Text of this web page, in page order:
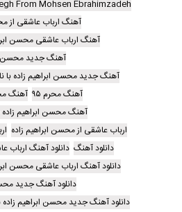
From Mohsen Ebrahimzadeh
آهنگ ارباب عاشقی از
آهنگ ارباب عاشقی محسن
آهنگ جدید محسن
آهنگ جدید محسن ابراهیم زاده با
آهنگ محرم ۹۵
آهنگ
آهنگ محسن ابراهیم زاده
ارباب عاشقی از محسن ابراهیم زاده
دانلود آهنگ دانلود آهنگ ارباب
دانلود آهنگ ارباب عاشقی محسن
دانلود آهنگ جدید
دانلود آهنگ جدید محسن ابراهیم زاده